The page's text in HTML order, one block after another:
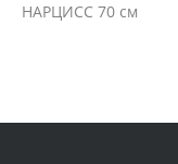
НАРЦИСС 70 см